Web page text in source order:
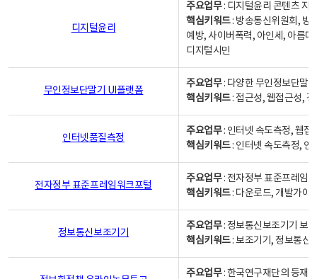
디지털윤리
주요업무: 디지털윤리 콘텐츠 지
핵심키워드: 방송통신위원회, 방
예방, 사이버폭력, 아인세, 아름
디지털시민
무인정보단말기 UI플랫폼
주요업무: 다양한 무인정보단말
핵심키워드: 접근성, 웹접근성,
인터넷품질측정
주요업무: 인터넷 속도측정, 웹접
핵심키워드: 인터넷 속도측정, 인
전자정부 표준프레임워크포털
주요업무: 전자정부 표준프레임
핵심키워드: 다운로드, 개발가이
정보통신보조기기
주요업무: 정보통신보조기기 보
핵심키워드: 보조기기, 정보통신
주요업무: 한국연구재단의 등재